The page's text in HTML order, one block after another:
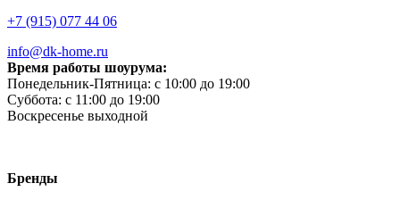
+7 (915) 077 44 06
info@dk-home.ru
Время работы шоурума:
Понедельник-Пятница: c 10:00 до 19:00
Суббота: c 11:00 до 19:00
Воскресенье выходной
Бренды